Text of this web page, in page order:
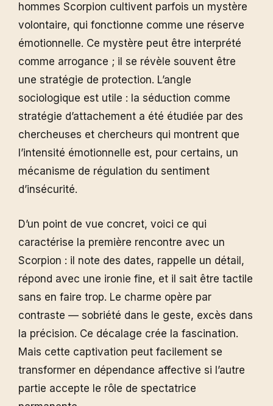
hommes Scorpion cultivent parfois un mystère
volontaire, qui fonctionne comme une réserve
émotionnelle. Ce mystère peut être interprété
comme arrogance ; il se révèle souvent être
une stratégie de protection. L’angle
sociologique est utile : la séduction comme
stratégie d’attachement a été étudiée par des
chercheuses et chercheurs qui montrent que
l’intensité émotionnelle est, pour certains, un
mécanisme de régulation du sentiment
d’insécurité.
D’un point de vue concret, voici ce qui
caractérise la première rencontre avec un
Scorpion : il note des dates, rappelle un détail,
répond avec une ironie fine, et il sait être tactile
sans en faire trop. Le charme opère par
contraste — sobriété dans le geste, excès dans
la précision. Ce décalage crée la fascination.
Mais cette captivation peut facilement se
transformer en dépendance affective si l’autre
partie accepte le rôle de spectatrice